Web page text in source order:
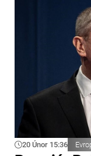
20 Únor 15:36